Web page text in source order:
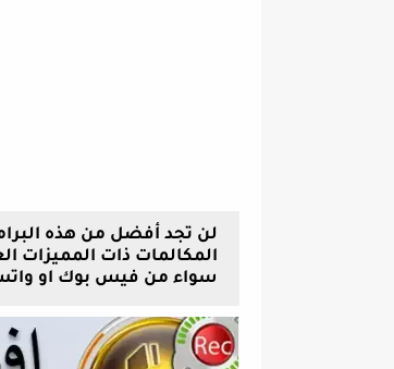
لن تجد أفضل من هذه
المكالمات ذات المميزات
سواء من فيس بوك او